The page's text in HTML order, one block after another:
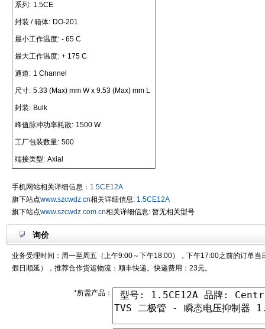
系列: 1.5CE
封装 / 箱体: DO-201
最小工作温度: - 65 C
最大工作温度: + 175 C
通道: 1 Channel
尺寸: 5.33 (Max) mm W x 9.53 (Max) mm L
封装: Bulk
峰值脉冲功率耗散: 1500 W
工厂包装数量: 500
端接类型: Axial
手机网站相关详细信息： 1.5CE12A
旗下站点www.szcwdz.cn相关详细信息: 1.5CE12A
旗下站点www.szcwdz.com.cn相关详细信息: 暂无相关型号
询价
业务受理时间：周一至周五（上午9:00～下午18:00），下午17:00之前的订单
假日顺延），推荐合作货运物流：顺丰快递。快递费用：23元。
*所需产品：